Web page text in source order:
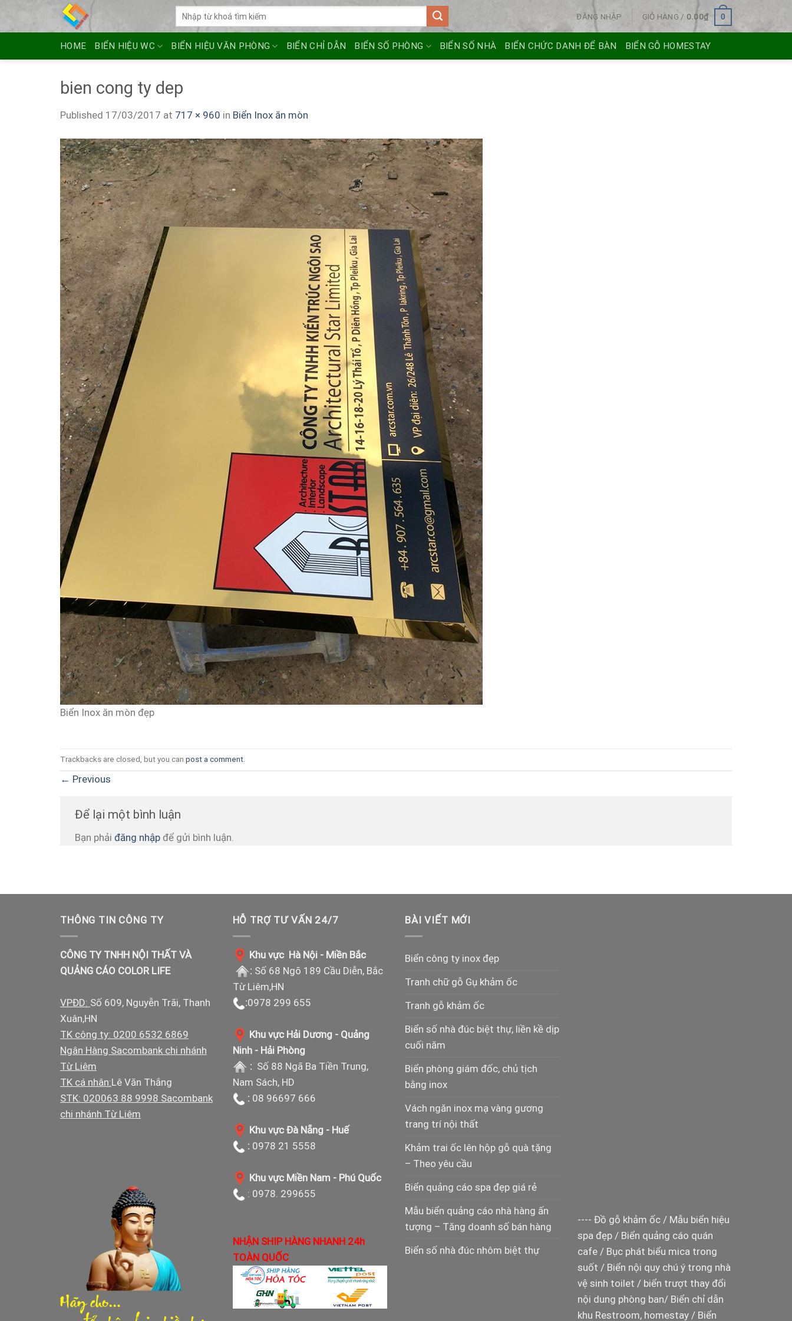
ĐĂNG NHẬP GIỎ HÀNG / 0.00₫ 0
HOME BIỂN HIỆU WC BIỂN HIỆU VĂN PHÒNG BIỂN CHỈ DẪN BIỂN SỐ PHÒNG BIỂN SỐ NHÀ BIỂN CHỨC DANH ĐỂ BÀN BIỂN GỖ HOMESTAY
bien cong ty dep
Published 17/03/2017 at 717 × 960 in Biển Inox ăn mòn
Biển Inox ăn mòn đẹp
Trackbacks are closed, but you can post a comment
← Previous
Để lại một bình luận
Bạn phải đăng nhập để gửi bình luận.
THÔNG TIN CÔNG TY
CÔNG TY TNHH NỘI THẤT VÀ
QUẢNG CÁO COLOR LIFE
VPĐD: Số 609, Nguyễn Trãi, Thanh
Xuân,HN
TK công ty: 0200 6532 6869
Ngân Hàng Sacombank chi nhánh
Từ Liêm
TK cá nhân:Lê Văn Thắng
STK: 020063 88 9998 Sacombank
chi nhánh Từ Liêm
HỖ TRỢ TƯ VẤN 24/7
Khu vực Hà Nội - Miền Bắc
: Số 68 Ngõ 189 Cầu Diễn, Bắc
Từ Liêm,HN
:0978 299 655
Khu vực Hải Dương - Quảng
Ninh - Hải Phòng
: Số 88 Ngã Ba Tiền Trung,
Nam Sách, HD
: 08 96697 666
Khu vực Đà Nẵng - Huế
: 0978 21 5558
Khu vực Miền Nam - Phú Quốc
: 0978. 299655
NHẬN SHIP HÀNG NHANH 24h
TOÀN QUỐC
BÀI VIẾT MỚI
Biển công ty inox đẹp
Tranh chữ gỗ Gụ khảm ốc
Tranh gỗ khảm ốc
Biển số nhà đúc biệt thự, liền kề dịp
cuối năm
Biển phòng giám đốc, chủ tịch
bằng inox
Vách ngăn inox mạ vàng gương
trang trí nội thất
Khảm trai ốc lên hộp gỗ quà tặng
– Theo yêu cầu
Biển quảng cáo spa đẹp giá rẻ
Mẫu biển quảng cáo nhà hàng ấn
tượng – Tăng doanh số bán hàng
Biển số nhà đúc nhôm biệt thự
---- Đồ gỗ khảm ốc/ Mẫu biển hiệu
spa đẹp/ Biển quảng cáo quán
cafe/ Bục phát biểu mica trong
suốt / Biển nội quy chú ý trong nhà
vệ sinh toilet / biển trượt thay đổi
nội dung phòng ban/ Biển chỉ dẫn
khu Restroom, homestay/ Biển